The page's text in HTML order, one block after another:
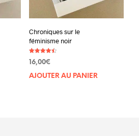
Chroniques sur le
féminisme noir
Note
4.50
16,00€
AJOUTER AU PANIER